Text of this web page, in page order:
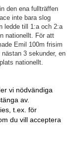
den ena fullträffen
inte bara slog
ledde till 1:a och 2:a
nationellt. För att
Emil 100m frisim
3 sekunder, en
nationellt.
vi nödvändiga
av.
t.ex. för
du vill acceptera